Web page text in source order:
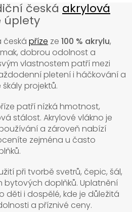
česká akrylová
úplety
česká příze ze 100 % akrylu,
dobrou odolnost a
vlastnostem patří mezi
pletení i háčkování a
projektů.
patří nízká hmotnost,
stálost. Akrylové vlákno je
a zároveň nabízí
zejména u často
při tvorbě svetrů, čepic, šál,
bytových doplňků. Uplatnění
děti i dospělé, kde je důležitá
a příznivé ceny.